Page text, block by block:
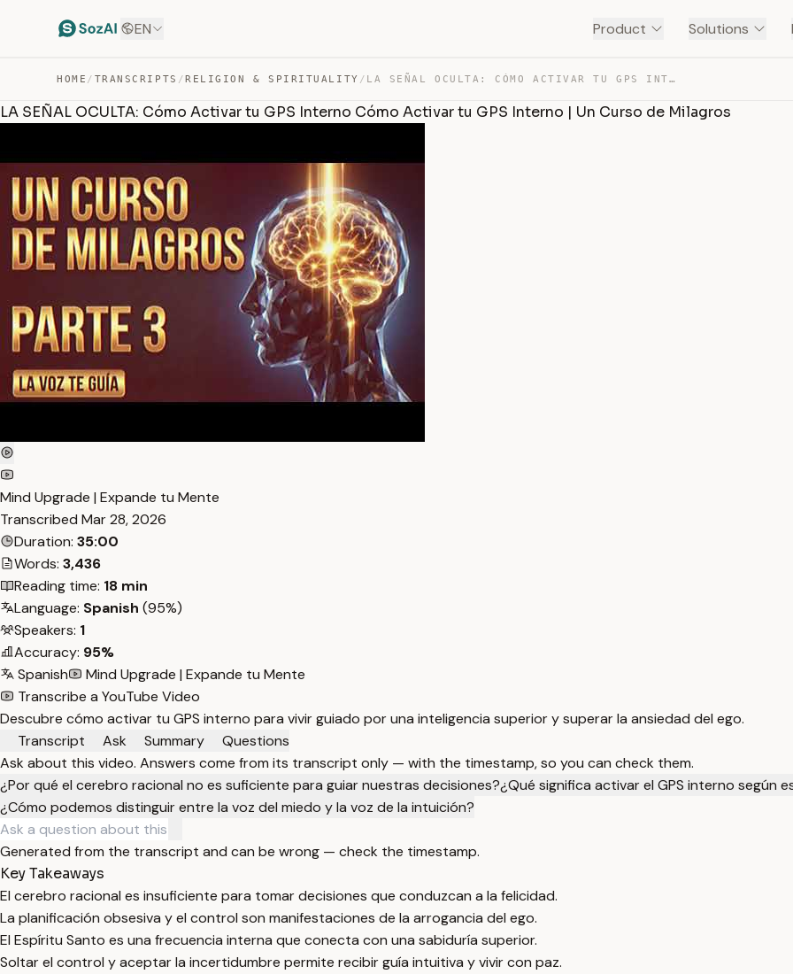
EN Product Solutions
HOME / TRANSCRIPTS /RELIGION & SPIRITUALITY / LA SEÑAL OCULTA: CÓMO ACTIVAR TU GPS INTERNO CÓMO ACTIV… — TRANSCRIPT
LA SEÑAL OCULTA: Cómo Activar tu GPS Interno Cómo Activar tu GPS Interno | Un Curso de Milagros
Mind Upgrade | Expande tu Mente
Transcribed Mar 28, 2026
Duration: 35:00
Words: 3,436
Reading time: 18 min
Language: Spanish (95%)
Speakers: 1
Accuracy: 95%
Spanish
Mind Upgrade | Expande tu Mente
Transcribe a YouTube Video
Descubre cómo activar tu GPS interno para vivir guiado por una inteligencia superior y superar la ansiedad del ego.
Transcript
Ask Summary
Questions
Ask about this video. Answers come from its transcript only — with the timestamp, so you can check them.
¿Por qué el cerebro racional no es suficiente para guiar nuestras decisiones?¿Qué significa activar el GPS interno según
¿Cómo podemos distinguir entre la voz del miedo y la voz de la intuición?
Generated from the transcript and can be wrong — check the timestamp.
Key Takeaways
El cerebro racional es insuficiente para tomar decisiones que conduzcan a la felicidad.
La planificación obsesiva y el control son manifestaciones de la arrogancia del ego.
El Espíritu Santo es una frecuencia interna que conecta con una sabiduría superior.
Soltar el control y aceptar la incertidumbre permite recibir guía intuitiva y vivir con paz.